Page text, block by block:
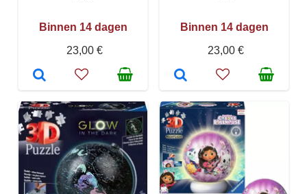
Binnen 14 dagen
23,00 €
Binnen 14 dagen
23,00 €